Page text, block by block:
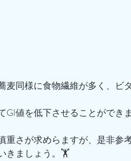
同様に食物繊維が多く、ビ
GI値を低下させることができ
重さが求めらますが、是非参
きましょう。🏋️